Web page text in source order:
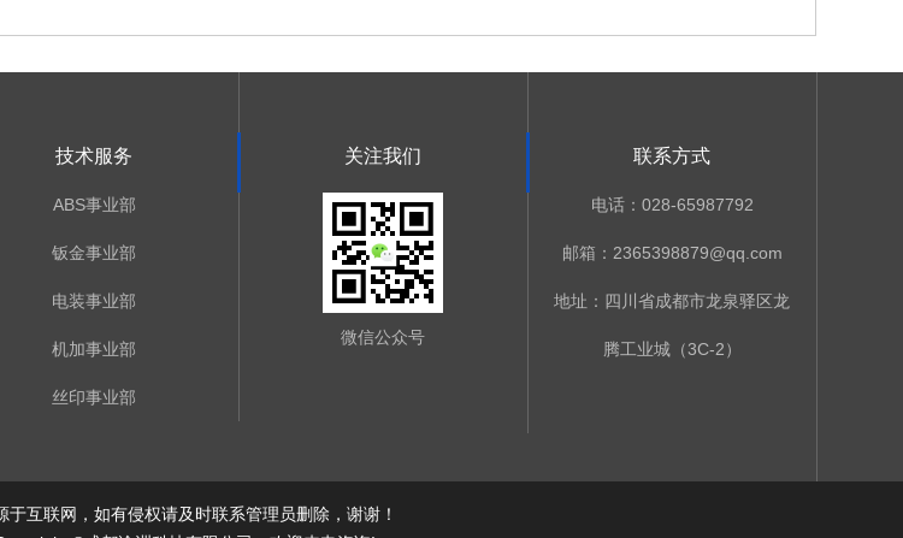
技术服务
ABS事业部
钣金事业部
电装事业部
机加事业部
丝印事业部
关注我们
微信公众号
联系方式
电话：028-65987792
邮箱：2365398879@qq.com
地址：四川省成都市龙泉驿区龙
腾工业城（3C-2）
互联网，如有侵权请及时联系管理员删除，谢谢！